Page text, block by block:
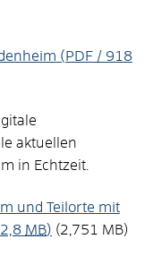
(PDF / 918
aktuellen
in Echtzeit.
und Teilorte mit
MB) (2,751 MB)